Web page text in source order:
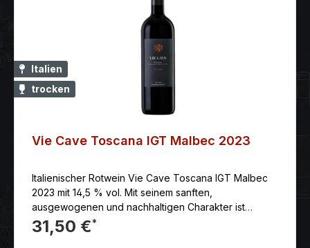
Italien
trocken
Vie Cave Toscana IGT Malbec 2023
Italienischer Rotwein Vie Cave Toscana IGT Malbec
2023 mit 14,5 % vol. Mit seinem sanften,
ausgewogenen und nachhaltigen Charakter ist
er bereits jetzt ein Trinkgenuss und wird auch in ein
paar Jahren noch viel Freude
31,50 €*